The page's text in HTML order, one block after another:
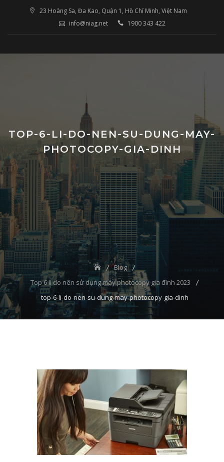
23 Hoàng Sa, Đa Kao, Quận 1, Hồ Chí Minh, Việt Nam
info@niag.net
1900 343 422
TOP-6-LI-DO-NEN-SU-DUNG-MAY-
PHOTOCOPY-GIA-DINH
Blog
Top 6 lí do nên sử dụng máy photocopy gia đình 2023
top-6-li-do-nen-su-dung-may-photocopy-gia-dinh